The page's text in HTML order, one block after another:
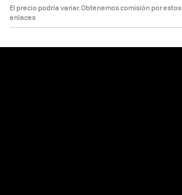
El precio podría variar. Obtenemos comisión por estos
enlaces